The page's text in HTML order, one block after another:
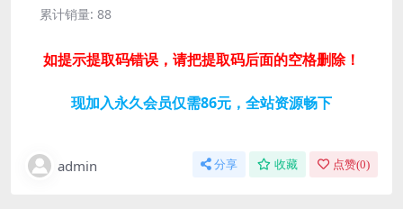
累计销量: 88
如提示提取码错误，请把提取码后面的空格删除！
现加入永久会员仅需86元，全站资源畅下
admin 分享 收藏 点赞(0)